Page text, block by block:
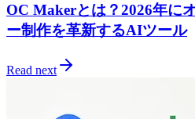
OC Makerとは？2026年に
ー制作を革新するAIツール
Read next